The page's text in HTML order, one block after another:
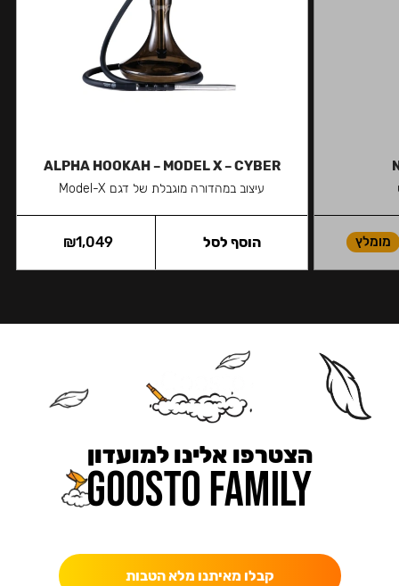
מומלץ
ALPHA HOOKAH – MODEL X – CYBER
עיצוב במהדורה מוגבלת של דגם Model-X
₪1,049 הוסף לסל
הצטרפו אלינו למועדון
קבלו מאיתנו מלא הטבות